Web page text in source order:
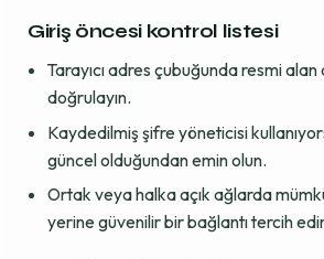
Giriş öncesi kontrol listesi
Tarayıcı adres çubuğunda resmi alan
doğrulayın.
Kaydedilmiş şifre yöneticisi
güncel olduğundan emin olun.
Ortak veya halka açık ağlarda
yerine güvenilir bir bağlantı tercih